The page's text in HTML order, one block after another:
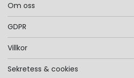
Om oss
GDPR
Villkor
Sekretess & cookies